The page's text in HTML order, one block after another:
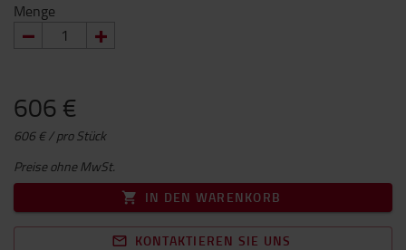
Menge
606 €
606 € / pro Stück
Preise ohne MwSt.
IN DEN WARENKORB
KONTAKTIEREN SIE UNS